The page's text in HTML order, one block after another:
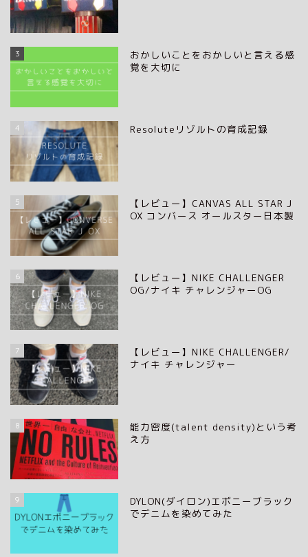
3
おかしいことをおかしいと言える感
覚を大切に
4 Resoluteリゾルトの育成記録
5
【レビュー】CANVAS ALL STAR J
OX コンバース オールスター日本製
6
【レビュー】NIKE CHALLENGER
OG/ナイキ チャレンジャーOG
7
【レビュー】NIKE CHALLENGER/
ナイキ チャレンジャー
8
能力密度(talent density)という考
え方
9
DYLON(ダイロン)エボニーブラック
でデニムを染めてみた